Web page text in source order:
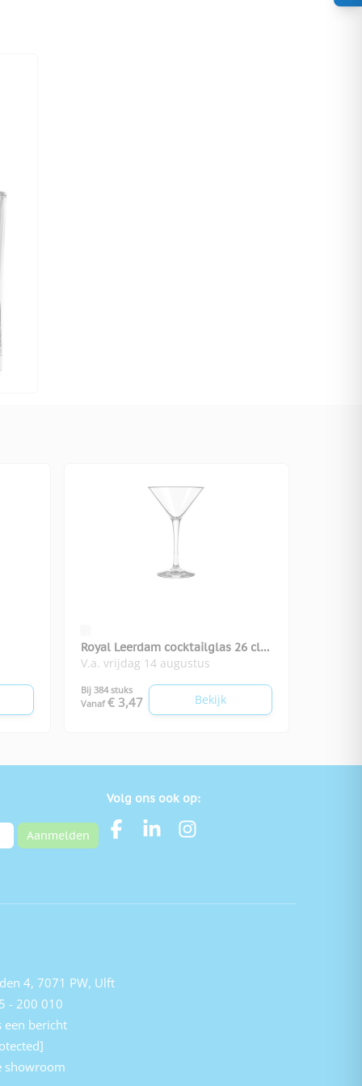
Royal Leerdam cocktailglas 26 cl
Mare
V.a. vrijdag 14 augustus
Bij 384 stuks
Vanaf € 3,47 Bekijk
Aanmelden
Volg ons ook op:
4, 7071 PW, Ulft
- 200 010
een bericht
showroom